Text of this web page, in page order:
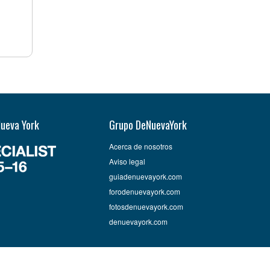
York Grupo DeNuevaYork
Acerca de nosotros
Aviso legal
guiadenuevayork.com
forodenuevayork.com
fotosdenuevayork.com
denuevayork.com